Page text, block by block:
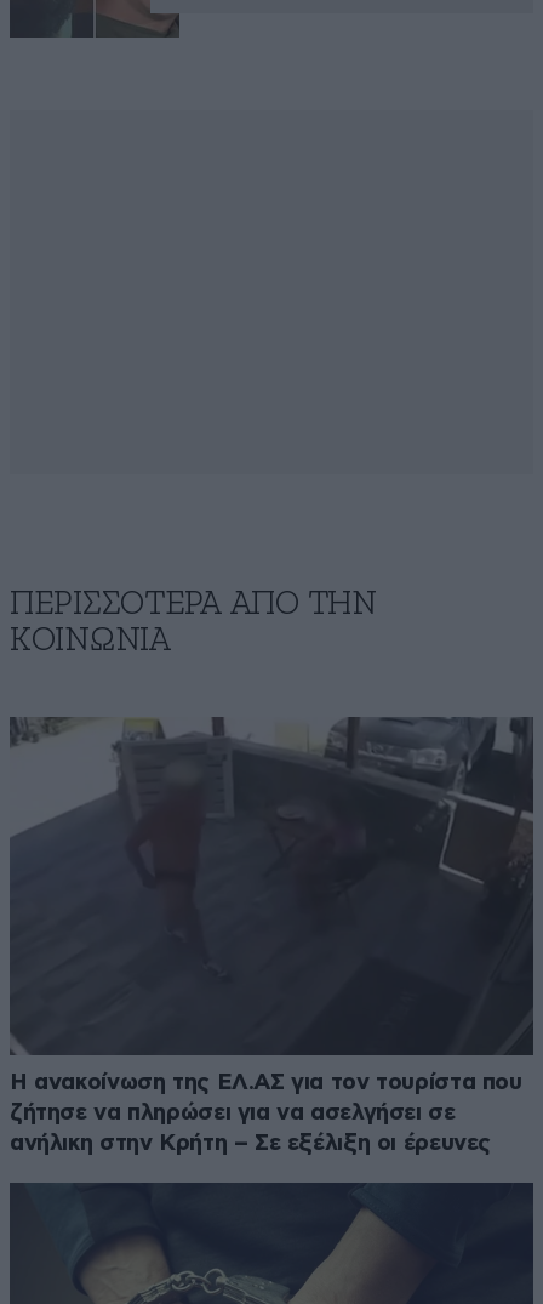
ΠΕΡΙΣΣΟΤΕΡΑ ΑΠΟ ΤΗΝ
ΚΟΙΝΩΝΙΑ
Η ανακοίνωση της ΕΛ.ΑΣ για τον τουρίστα που
ζήτησε να πληρώσει για να ασελγήσει σε
ανήλικη στην Κρήτη – Σε εξέλιξη οι έρευνες